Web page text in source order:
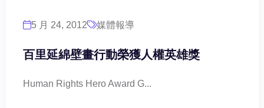
5 月 24, 2012 媒體報導
百里延綿壁畫行動榮獲人權英雄獎
Human Rights Hero Award G...